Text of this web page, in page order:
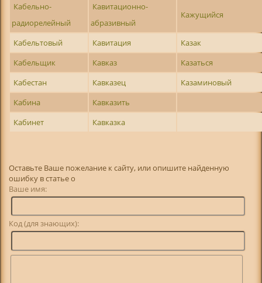
Кабельно-
радиорелейный
Кавитационно-
абразивный
Кажущийся
Кабельтовый Кавитация
Казак
Кабельщик
Кавказ
Казаться
Кабестан
Кавказец
Казаминовый
Кабина
Кавказить
Кабинет
Кавказка
Оставьте Ваше пожелание к сайту, или опишите найденную
ошибку в статье о
Ваше имя:
Код (для знающих):